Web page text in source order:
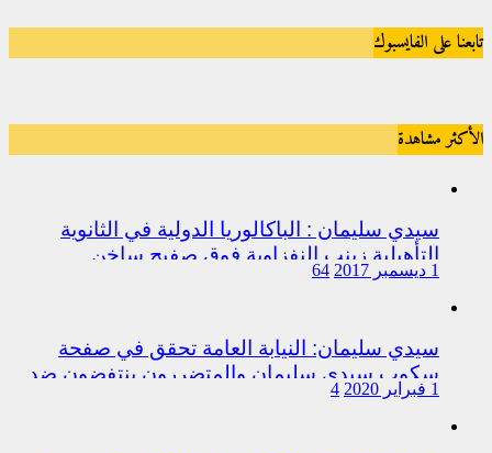
تابعنا على الفايسبوك
الأكثر مشاهدة
سيدي سليمان : الباكالوريا الدولية في الثانوية
التأهيلية زينب النفزاوية فوق صفيح ساخن
1 ديسمبر 2017 64
سيدي سليمان: النيابة العامة تحقق في صفحة
سكوب سيدي سليمان والمتضررون ينتفضون ضد
المتورطين من رجال الشرطة
1 فبراير 2020 4